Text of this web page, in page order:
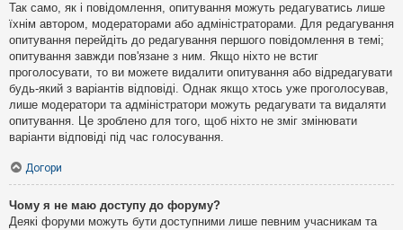
Так само, як і повідомлення, опитування можуть редагуватись лише
їхнім автором, модераторами або адміністраторами. Для редагування
опитування перейдіть до редагування першого повідомлення в темі;
опитування завжди пов'язане з ним. Якщо ніхто не встиг
проголосувати, то ви можете видалити опитування або відредагувати
будь-який з варіантів відповіді. Однак якщо хтось уже проголосував,
лише модератори та адміністратори можуть редагувати та видаляти
опитування. Це зроблено для того, щоб ніхто не зміг змінювати
варіанти відповіді під час голосування.
Догори
Чому я не маю доступу до форуму?
Деякі форуми можуть бути доступними лише певним учасникам та